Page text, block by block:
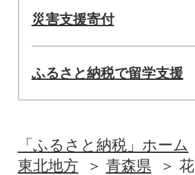
災害支援寄付
ふるさと納税で留学支援
「ふるさと納税」ホーム
東北地方
青森県 花